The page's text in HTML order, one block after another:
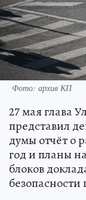
Фото: архив КП
27 мая глава
представил
думы отчёт о
год и планы
блоков